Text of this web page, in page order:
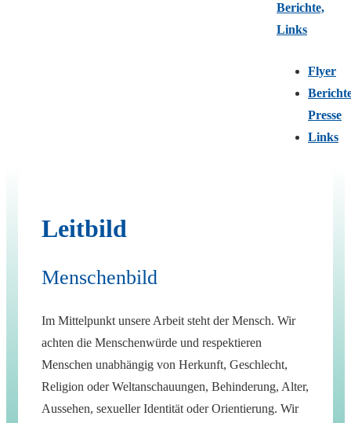
Berichte,
Links
Flyer
Presse
Links
Leitbild
Menschenbild
Im Mittelpunkt unsere Arbeit steht der Mensch. Wir
achten die Menschenwürde und respektieren
Menschen unabhängig von Herkunft, Geschlecht,
Religion oder Weltanschauungen, Behinderung, Alter,
Aussehen, sexueller Identität oder Orientierung. Wir